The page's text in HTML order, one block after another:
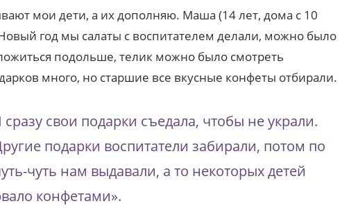
мои дети, а их дополняю. Маша (14 лет, дома с 10
год мы салаты с воспитателем делали, можно было
подольше, телик можно было смотреть
много, но старшие все вкусные конфеты отбирали.
сразу свои подарки съедала, чтобы не украли.
подарки воспитатели забирали, потом по
чуть нам выдавали, а то некоторых детей
конфетами».